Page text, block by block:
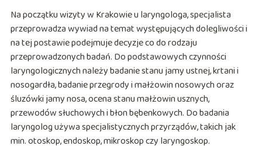
Na początku wizyty w Krakowie u laryngologa, specjalista
przeprowadza wywiad na temat występujących dolegliwości i
na tej postawie podejmuje decyzje co do rodzaju
przeprowadzonych badań. Do podstawowych czynności
laryngologicznych należy badanie stanu jamy ustnej, krtani i
nosogardła, badanie przegrody i małżowin nosowych oraz
śluzówki jamy nosa, ocena stanu małżowin usznych,
przewodów słuchowych i błon bębenkowych. Do badania
laryngolog używa specjalistycznych przyrządów, takich jak
min. otoskop, endoskop, mikroskop czy laryngoskop.